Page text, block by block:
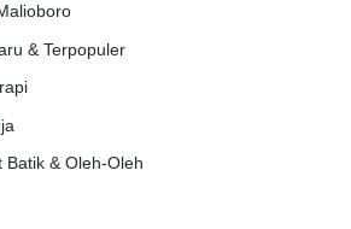
& Terpopuler
Batik & Oleh-Oleh